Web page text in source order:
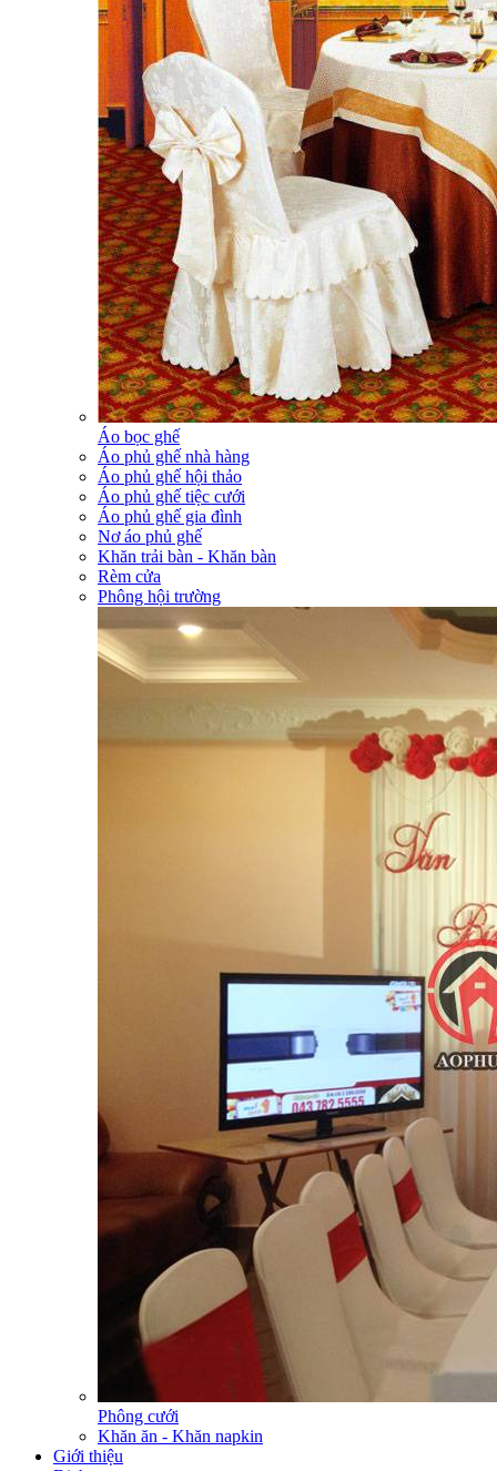
Áo bọc ghế
Áo phủ ghế nhà hàng
Áo phủ ghế hội thảo
Áo phủ ghế tiệc cưới
Áo phủ ghế gia đình
Nơ áo phủ ghế
Khăn trải bàn - Khăn bàn
Rèm cửa
Phông hội trường
Phông cưới
Khăn ăn - Khăn napkin
Giới thiệu